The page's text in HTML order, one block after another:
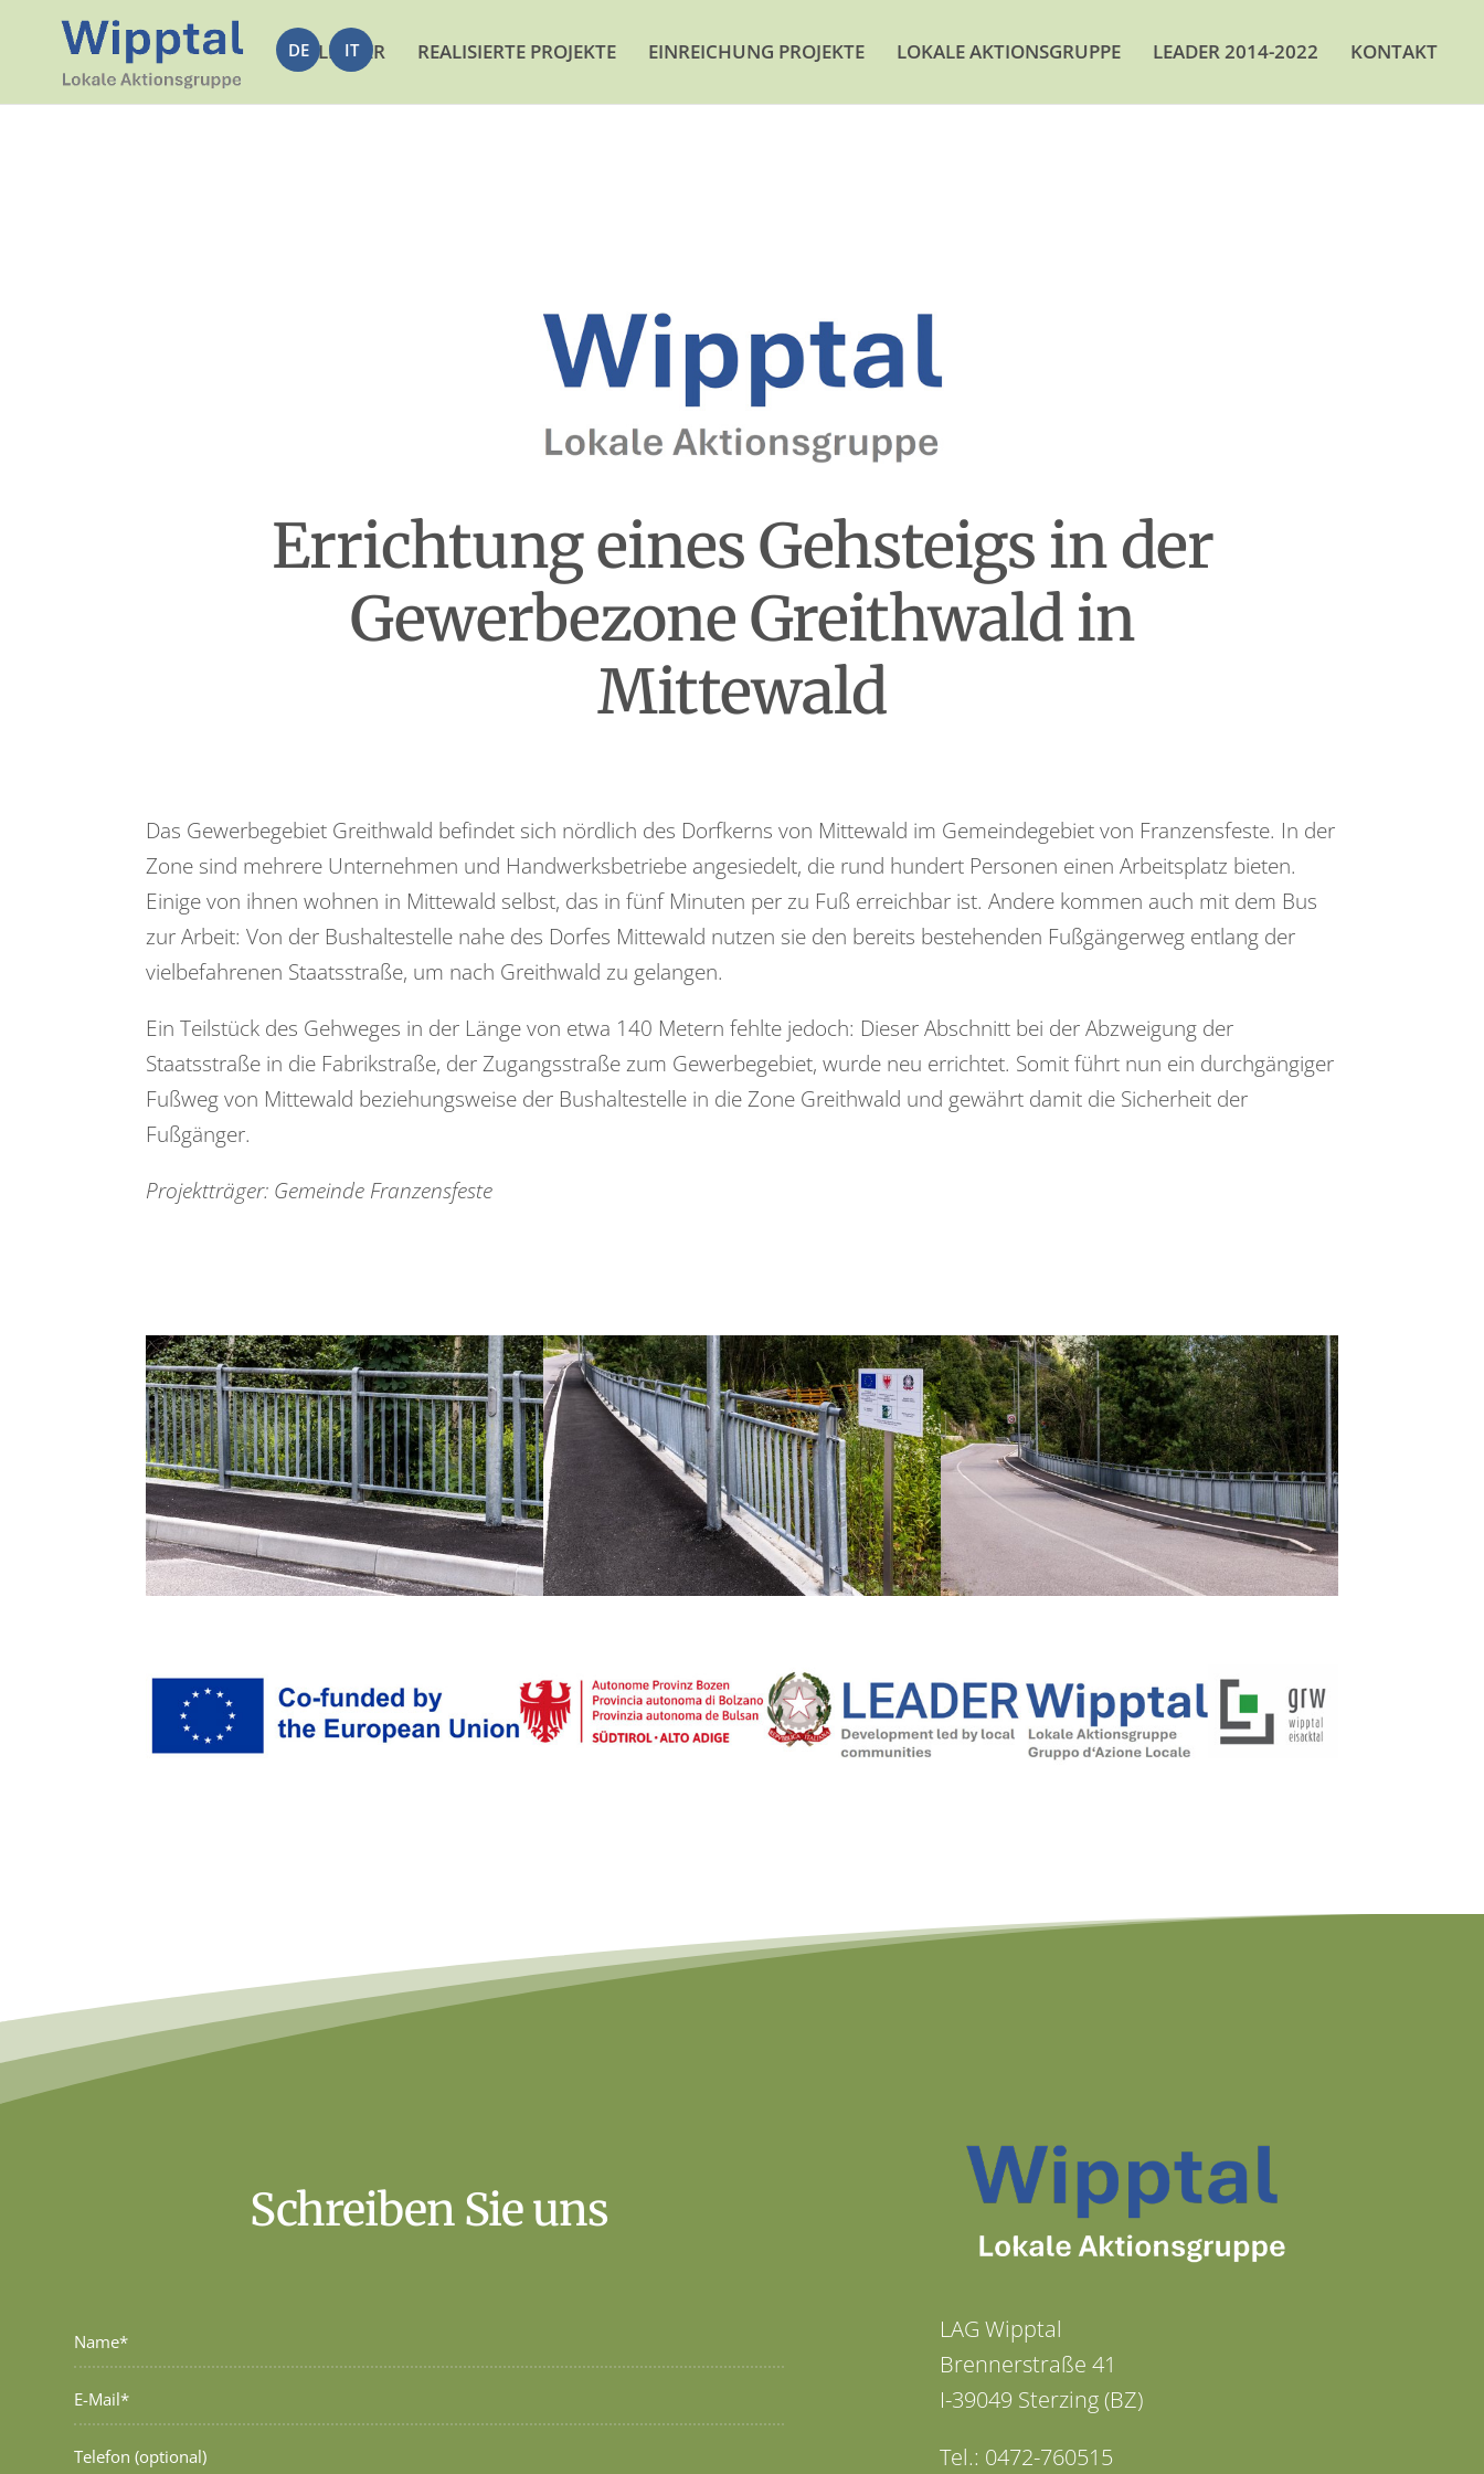
DE IT
LEADER REALISIERTE PROJEKTE EINREICHUNG PROJEKTE LOKALE AKTIONSGRUPPE LEADER 2014-2022 KONTAKT
Errichtung eines Gehsteigs in der
Gewerbezone Greithwald in
Mittewald
Das Gewerbegebiet Greithwald befindet sich nördlich des Dorfkerns von Mittewald im Gemeindegebiet von Franzensfeste. In der
Zone sind mehrere Unternehmen und Handwerksbetriebe angesiedelt, die rund hundert Personen einen Arbeitsplatz bieten.
Einige von ihnen wohnen in Mittewald selbst, das in fünf Minuten per zu Fuß erreichbar ist. Andere kommen auch mit dem Bus
zur Arbeit: Von der Bushaltestelle nahe des Dorfes Mittewald nutzen sie den bereits bestehenden Fußgängerweg entlang der
vielbefahrenen Staatsstraße, um nach Greithwald zu gelangen.
Ein Teilstück des Gehweges in der Länge von etwa 140 Metern fehlte jedoch: Dieser Abschnitt bei der Abzweigung der
Staatsstraße in die Fabrikstraße, der Zugangsstraße zum Gewerbegebiet, wurde neu errichtet. Somit führt nun ein durchgängiger
Fußweg von Mittewald beziehungsweise der Bushaltestelle in die Zone Greithwald und gewährt damit die Sicherheit der
Fußgänger.
Projektträger: Gemeinde Franzensfeste
Schreiben Sie uns
LAG Wipptal
Brennerstraße 41
I-39049 Sterzing (BZ)
Tel.: 0472-760515